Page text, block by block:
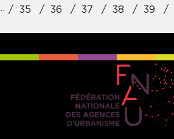
Pagination
35 36 37 38 39